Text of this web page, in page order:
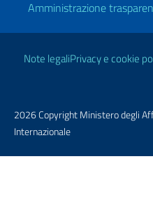
Amministrazione
Link Utili
Note legaliPrivacy e cookie
2026 Copyright Ministero degli
Internazionale